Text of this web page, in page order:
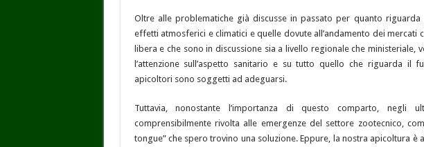
Oltre alle problematiche già discusse in passato per quanto
effetti atmosferici e climatici e quelle dovute all’andamento dei mercati
libera e che sono in discussione sia a livello regionale che ministeriale,
l’attenzione sull’aspetto sanitario e su tutto quello che riguarda il
apicoltori sono soggetti ad adeguarsi.
Tuttavia, nonostante l’importanza di questo comparto, negli
comprensibilmente rivolta alle emergenze del settore zootecnico,
tongue” che spero trovino una soluzione. Eppure, la nostra apicoltura è